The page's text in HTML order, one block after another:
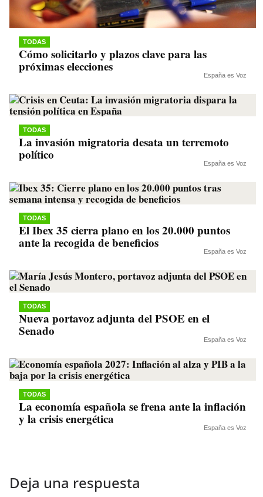
TODAS
Cómo solicitarlo y plazos clave para las
próximas elecciones
España es Voz
TODAS
La invasión migratoria desata un terremoto
político
España es Voz
TODAS
El Ibex 35 cierra plano en los 20.000 puntos
ante la recogida de beneficios
España es Voz
TODAS
Nueva portavoz adjunta del PSOE en el
Senado
España es Voz
TODAS
La economía española se frena ante la inflación
y la crisis energética
España es Voz
Deja una respuesta